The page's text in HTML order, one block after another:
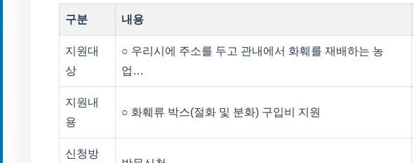
구분 내용
지원대
상
○ 우리시에 주소를 두고 관내에서 화훼를 재배하는 농
업…
지원내
용
○ 화훼류 박스(절화 및 분화) 구입비 지원
신청방